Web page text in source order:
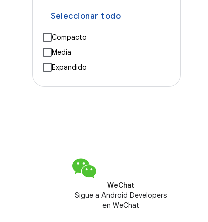
Seleccionar todo
Compacto
Media
Expandido
WeChat
Sigue a Android Developers
en WeChat